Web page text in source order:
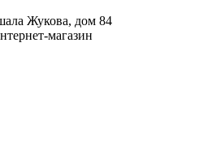
Жукова, дом 84
магазин